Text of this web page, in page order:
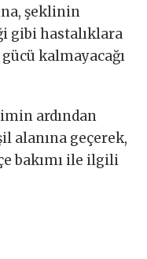
şeklinin
gibi hastalıklara
kalmayacağı
ardından
alanına geçerek,
bakımı ile ilgili